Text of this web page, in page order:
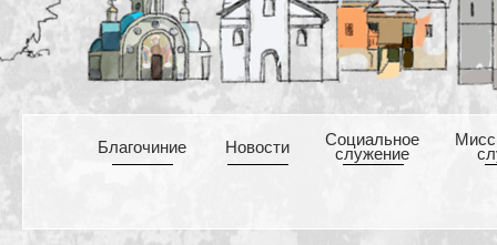
Благочиние Новости Cоциальное
служение